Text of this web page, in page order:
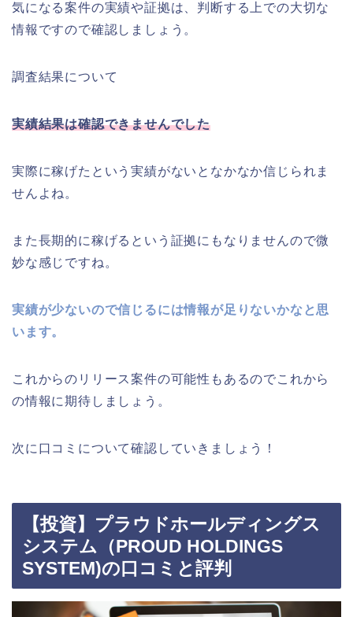
気になる案件の実績や証拠は、判断する上での大切な
情報ですので確認しましょう。
調査結果について
実績結果は確認できませんでした
実際に稼げたという実績がないとなかなか信じられま
せんよね。
また長期的に稼げるという証拠にもなりませんので微
妙な感じですね。
実績が少ないので信じるには情報が足りないかなと思
います。
これからのリリース案件の可能性もあるのでこれから
の情報に期待しましょう。
次に口コミについて確認していきましょう！
【投資】プラウドホールディングス
システム（PROUD HOLDINGS
SYSTEM)の口コミと評判